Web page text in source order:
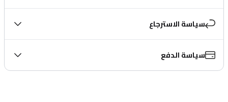
سياسة الاسترجاع
سياسة الدفع